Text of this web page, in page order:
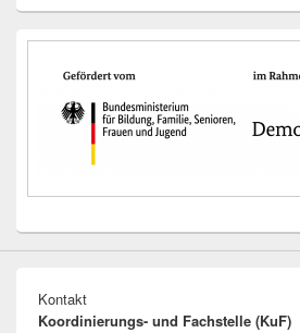
Kontakt
Koordinierungs- und Fachstelle (KuF)